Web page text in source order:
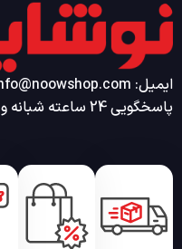
ایمیل: info@noowshop.com
پاسخگویی 24 ساعته شبانه و روز